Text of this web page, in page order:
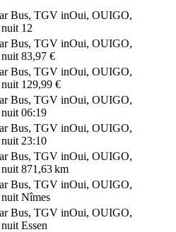
Bus, TGV inOui, OUIGO,
12
Bus, TGV inOui, OUIGO,
83,97 €
Bus, TGV inOui, OUIGO,
129,99 €
Bus, TGV inOui, OUIGO,
06:19
Bus, TGV inOui, OUIGO,
23:10
Bus, TGV inOui, OUIGO,
871,63 km
Bus, TGV inOui, OUIGO,
Nîmes
Bus, TGV inOui, OUIGO,
Essen